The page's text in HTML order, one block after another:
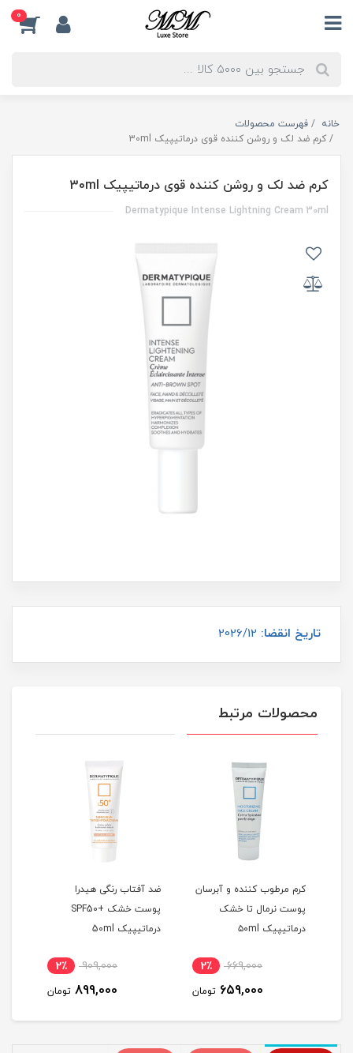
0
خانه
فهرست محصولات
کرم ضد لک و روشن کننده قوی درماتیپیک 30ml
کرم ضد لک و روشن کننده قوی درماتیپیک 30ml
Dermatypique Intense Lightning Cream 30ml
تاریخ انقضا: 2026/12
محصولات مرتبط
کرم مرطوب کننده و آبرسان
پوست نرمال تا خشک
درماتیپیک ۵۰ml
669,000 2٪
659,000 تومان
ضد آفتاب رنگی هیدرا
پوست خشک +SPF50
درماتیپیک 50ml
909,000 2٪
899,000 تومان